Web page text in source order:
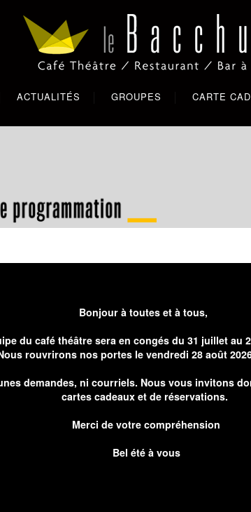
ACTUALITÉS GROUPES CARTE
Bonjour à toutes et à tous,
du café théâtre sera en congés du 31 juillet au
rouvrirons nos portes le vendredi 28 août
demandes, ni courriels. Nous vous invitons
cartes cadeaux et de réservations.
Merci de votre compréhension
Bel été à vous